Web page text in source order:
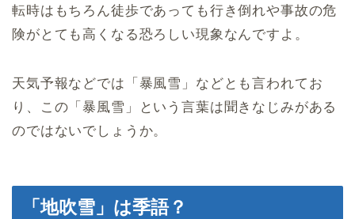
転時はもちろん徒歩であっても行き倒れや事故の危
険がとても高くなる恐ろしい現象なんですよ。
天気予報などでは「暴風雪」などとも言われてお
り、この「暴風雪」という言葉は聞きなじみがある
のではないでしょうか。
「地吹雪」は季語？